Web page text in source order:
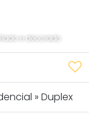
e decorado
» Duplex